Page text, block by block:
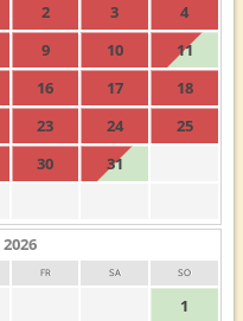
2 3
4
9 10
11
16 17
18
23 24
25
30 31
2026
FR SA SO
1